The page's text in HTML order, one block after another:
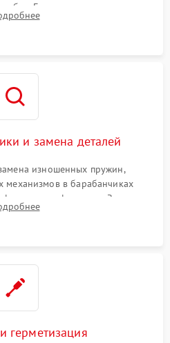
Бережная очистка стекол
целостности гравированной
и замена деталей
изношенных пружин,
механизмов в барабанчиках
в трансфокаторе. Замена
сетки или восстановление
герметизация